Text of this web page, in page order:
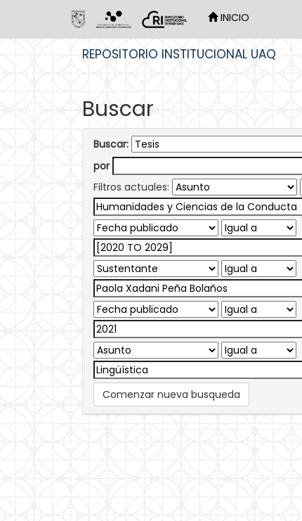
INICIO
REPOSITORIO INSTITUCIONAL UAQ
Buscar
Buscar:
por
Filtros actuales:
Comenzar nueva busqueda